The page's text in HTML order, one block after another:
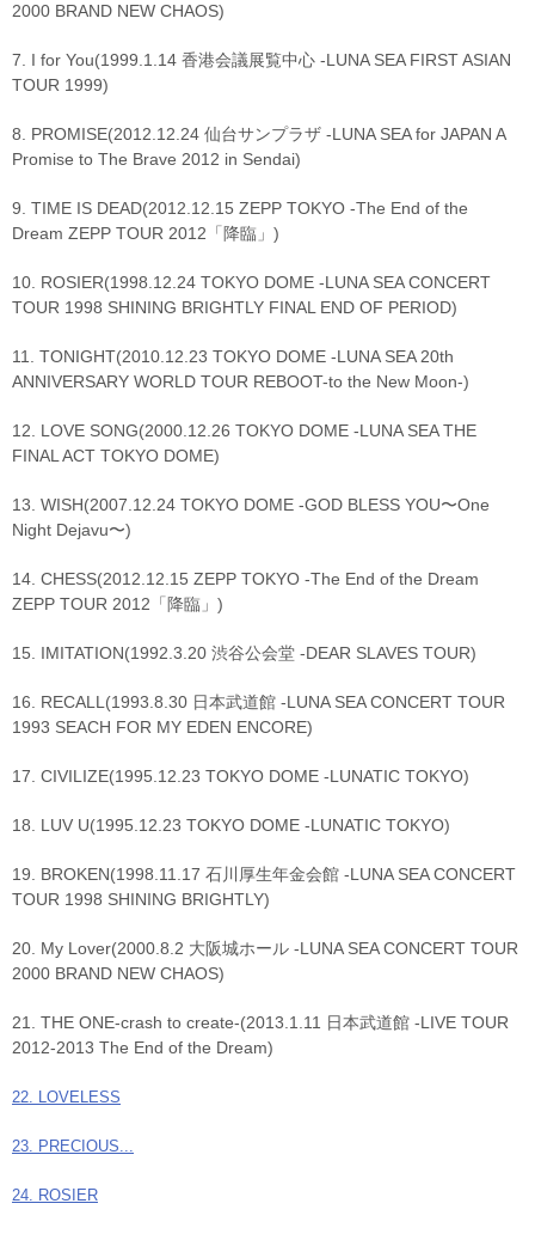
2000 BRAND NEW CHAOS)
7. I for You(1999.1.14 香港会議展覧中心 -LUNA SEA FIRST ASIAN
TOUR 1999)
8. PROMISE(2012.12.24 仙台サンプラザ -LUNA SEA for JAPAN A
Promise to The Brave 2012 in Sendai)
9. TIME IS DEAD(2012.12.15 ZEPP TOKYO -The End of the
Dream ZEPP TOUR 2012「降臨」)
10. ROSIER(1998.12.24 TOKYO DOME -LUNA SEA CONCERT
TOUR 1998 SHINING BRIGHTLY FINAL END OF PERIOD)
11. TONIGHT(2010.12.23 TOKYO DOME -LUNA SEA 20th
ANNIVERSARY WORLD TOUR REBOOT-to the New Moon-)
12. LOVE SONG(2000.12.26 TOKYO DOME -LUNA SEA THE
FINAL ACT TOKYO DOME)
13. WISH(2007.12.24 TOKYO DOME -GOD BLESS YOU〜One
Night Dejavu〜)
14. CHESS(2012.12.15 ZEPP TOKYO -The End of the Dream
ZEPP TOUR 2012「降臨」)
15. IMITATION(1992.3.20 渋谷公会堂 -DEAR SLAVES TOUR)
16. RECALL(1993.8.30 日本武道館 -LUNA SEA CONCERT TOUR
1993 SEACH FOR MY EDEN ENCORE)
17. CIVILIZE(1995.12.23 TOKYO DOME -LUNATIC TOKYO)
18. LUV U(1995.12.23 TOKYO DOME -LUNATIC TOKYO)
19. BROKEN(1998.11.17 石川厚生年金会館 -LUNA SEA CONCERT
TOUR 1998 SHINING BRIGHTLY)
20. My Lover(2000.8.2 大阪城ホール -LUNA SEA CONCERT TOUR
2000 BRAND NEW CHAOS)
21. THE ONE-crash to create-(2013.1.11 日本武道館 -LIVE TOUR
2012-2013 The End of the Dream)
22. LOVELESS
23. PRECIOUS...
24. ROSIER